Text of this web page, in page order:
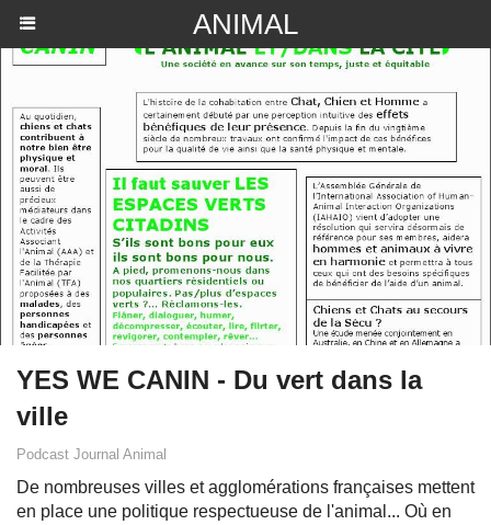
ANIMAL
YES WE CANIN - Du vert dans la
ville
Podcast Journal Animal
De nombreuses villes et agglomérations françaises mettent
en place une politique respectueuse de l'animal... Où en